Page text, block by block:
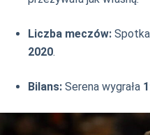
Liczba meczów:
2020.
Bilans: Serena wygrała